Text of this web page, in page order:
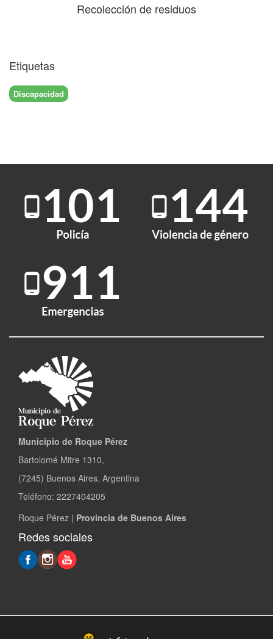
Recolección de residuos
Etiquetas
Discapacidad
Municipio de Roque Pérez
Bartolomé Mitre 1310,
(7245) Buenos Aires. Argentina
Teléfono: 2227404205
Roque Pérez | Provincia de Buenos Aires
Redes sociales